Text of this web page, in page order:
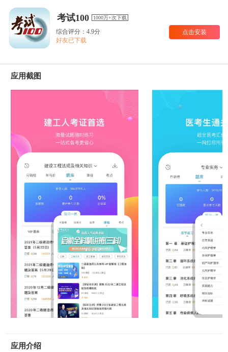
考试100 1000万+次下载
综合评分：4.9分
好友已下载
点击安装
应用截图
应用介绍